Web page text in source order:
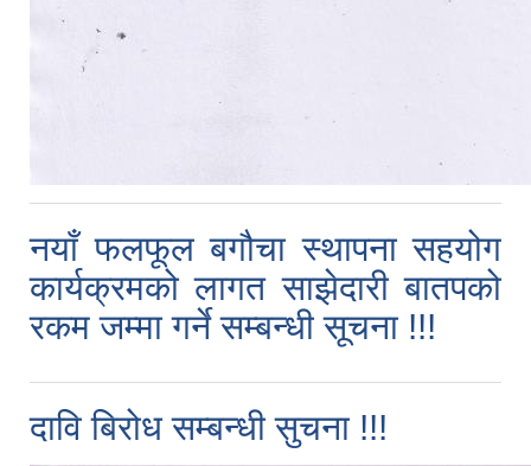
नयाँ फलफूल बगौचा स्थापना सहयोग
कार्यक्रमको लागत साझेदारी बातपको
रकम जम्मा गर्ने सम्बन्धी सूचना !!!
दावि बिरोध सम्बन्धी सुचना !!!